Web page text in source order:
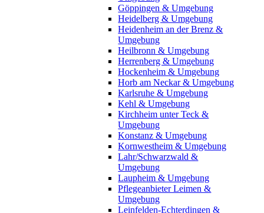
Göppingen & Umgebung
Heidelberg & Umgebung
Heidenheim an der Brenz &
Umgebung
Heilbronn & Umgebung
Herrenberg & Umgebung
Hockenheim & Umgebung
Horb am Neckar & Umgebung
Karlsruhe & Umgebung
Kehl & Umgebung
Kirchheim unter Teck &
Umgebung
Konstanz & Umgebung
Kornwestheim & Umgebung
Lahr/Schwarzwald &
Umgebung
Laupheim & Umgebung
Pflegeanbieter Leimen &
Umgebung
Leinfelden-Echterdingen &